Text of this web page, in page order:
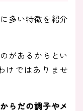
多い特徴を紹介
があるからとい
けではありませ
らだの調子やメ